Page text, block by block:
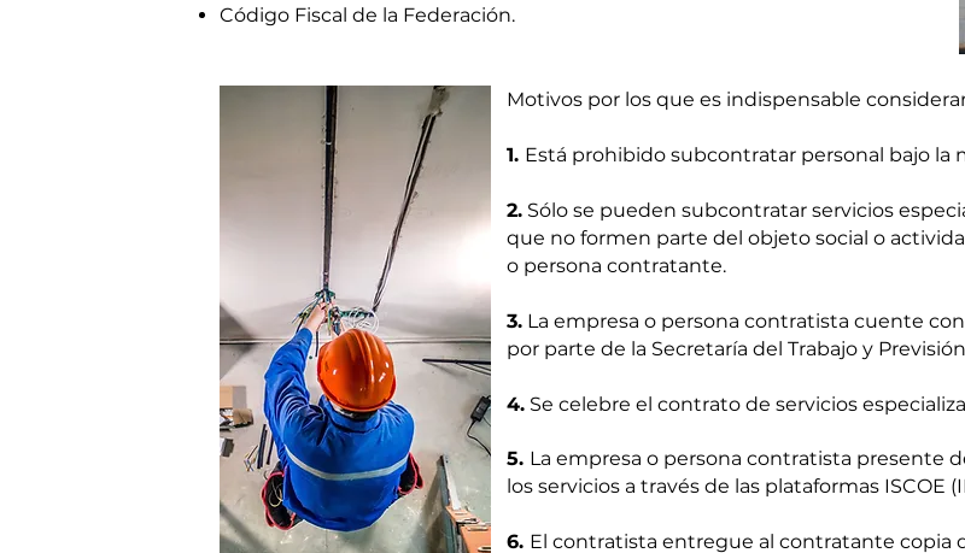
Código Fiscal de la Federación.
Motivos por los que es indispensable
1. Está prohibido subcontratar personal bajo
2. Sólo se pueden subcontratar servicios
que no formen parte del objeto social o
o persona contratante.
3. La empresa o persona contratista cuente
por parte de la Secretaría del Trabajo y Previsión
4. Se celebre el contrato de servicios
5. La empresa o persona contratista presente
los servicios a través de las plataformas ISCOE
6. El contratista entregue al contratante copia